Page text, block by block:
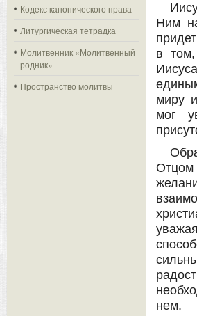
Кодекс канонического права
Литургическая тетрадка
Молитвенник «Молитвенный
родник»
Пространство молитвы
Ним
в
миру
мог
нем.